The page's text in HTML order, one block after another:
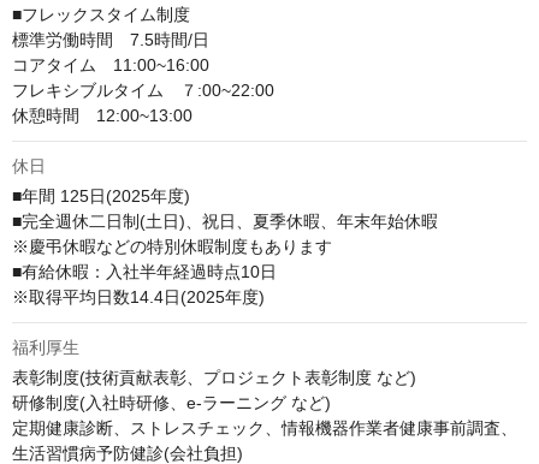
■フレックスタイム制度
標準労働時間　7.5時間/日
コアタイム　11:00~16:00
フレキシブルタイム　７:00~22:00
休憩時間　12:00~13:00
休日
■年間 125日(2025年度)
■完全週休二日制(土日)、祝日、夏季休暇、年末年始休暇
※慶弔休暇などの特別休暇制度もあります
■有給休暇：入社半年経過時点10日
※取得平均日数14.4日(2025年度)
福利厚生
表彰制度(技術貢献表彰、プロジェクト表彰制度 など)
研修制度(入社時研修、e-ラーニング など)
定期健康診断、ストレスチェック、情報機器作業者健康事前調査、
生活習慣病予防健診(会社負担)